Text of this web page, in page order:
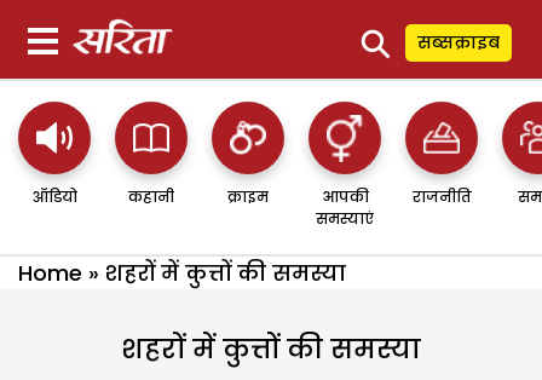
⚲ सब्सक्राइब
ऑडियो कहानी क्राइम
आपकी
समस्याएं
राजनीति
Home » शहरों में कुत्तों की समस्या
शहरों में कुत्तों की समस्या